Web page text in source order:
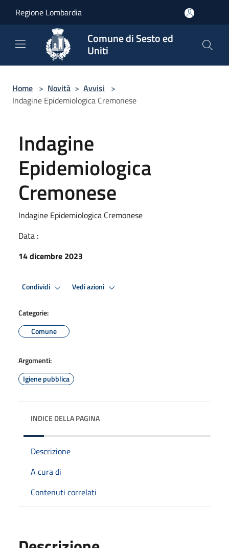
Regione Lombardia
Comune di Sesto ed
Uniti
Home > Novità > Avvisi >
Indagine Epidemiologica Cremonese
Indagine
Epidemiologica
Cremonese
Indagine Epidemiologica Cremonese
Data :
14 dicembre 2023
Condividi Vedi azioni
Categorie:
Comune
Argomenti:
Igiene pubblica
INDICE DELLA PAGINA
Descrizione
A cura di
Contenuti correlati